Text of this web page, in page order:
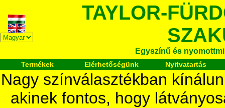
TAYLOR-
Egyszínű és
Termékek Elérhetőségünk Nyitvatartás
Nagy színválasztékban
akinek fontos, hogy